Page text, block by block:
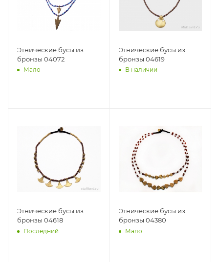
Этнические бусы из
бронзы 04072
Мало
Этнические бусы из
бронзы 04619
В наличии
Этнические бусы из
бронзы 04618
Последний
Этнические бусы из
бронзы 04380
Мало